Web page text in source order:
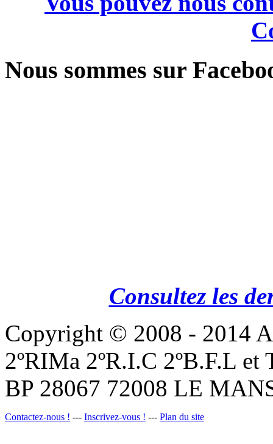
Nous sommes sur
Consultez les
Copyright © 2008 - 2014
2ºRIMa 2ºR.I.C 2ºB.F.L
BP 28067 72008 LE
Contactez-nous ! --- Inscrivez-vous ! --- Plan du site